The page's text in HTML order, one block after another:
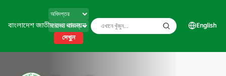
বাংলাদেশ জাতীয় তথ্য বাতায়ন
দেখুন
English